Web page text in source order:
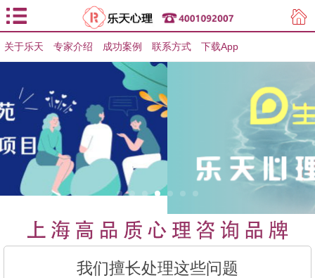
用户登录 用户注册
关于乐天 专家介绍 成功案例 联系方式 下载App
我们擅长处理这些问题